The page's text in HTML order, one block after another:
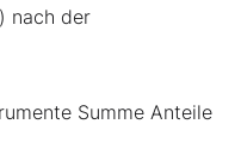
nach der
Summe Anteile